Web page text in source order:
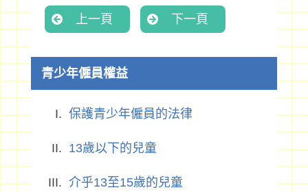
上一頁 下一頁
青少年僱員權益
保護青少年僱員的法律
13歲以下的兒童
介乎13至15歲的兒童